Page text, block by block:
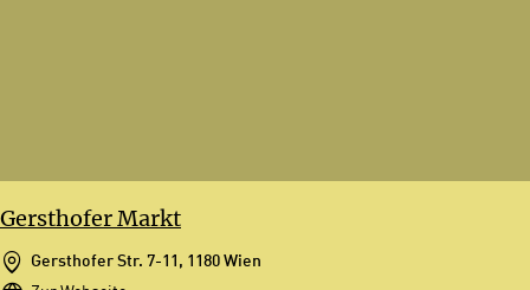
Gersthofer Markt
Gersthofer Str. 7-11, 1180 Wien